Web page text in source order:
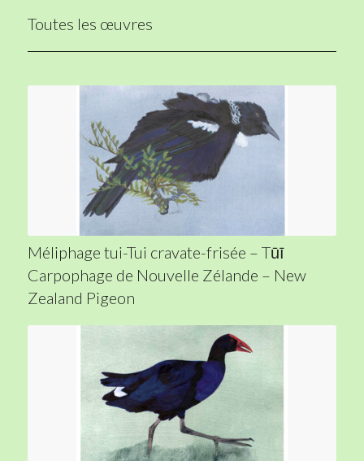
Toutes les œuvres
Méliphage tui-Tui cravate-frisée – Tūī
Carpophage de Nouvelle Zélande – New
Zealand Pigeon